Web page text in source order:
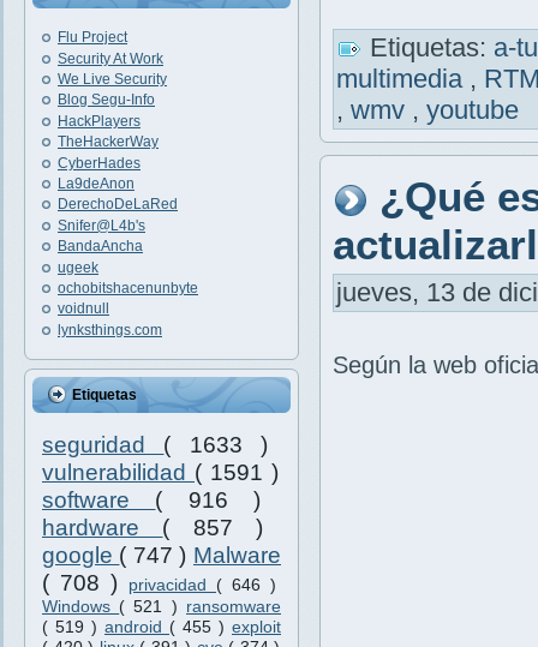
Flu Project
Security At Work
We Live Security
Blog Segu-Info
HackPlayers
TheHackerWay
CyberHades
La9deAnon
DerechoDeLaRed
Snifer@L4b's
BandaAncha
ugeek
ochobitshacenunbyte
voidnull
lynksthings.com
Etiquetas
seguridad ( 1633 )
vulnerabilidad ( 1591 )
software ( 916 )
hardware ( 857 )
google ( 747 ) Malware
( 708 )
privacidad ( 646 )
Windows ( 521 ) ransomware
( 519 ) android ( 455 ) exploit
Etiquetas: a-
multimedia ,
, wmv , youtube
¿Qué
jueves, 13 de
Según la web